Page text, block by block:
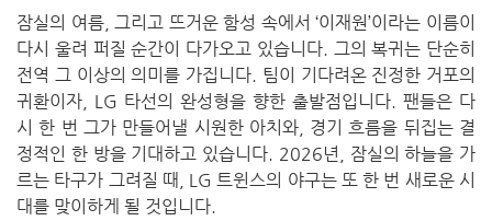
잠실의 여름, 그리고 뜨거운 함성 속에서 ‘이재원’이라는 이름이
다시 울려 퍼질 순간이 다가오고 있습니다. 그의 복귀는 단순히
전역 그 이상의 의미를 가집니다. 팀이 기다려온 진정한 거포의
귀환이자, LG 타선의 완성형을 향한 출발점입니다. 팬들은 다
시 한 번 그가 만들어낼 시원한 아치와, 경기 흐름을 뒤집는 결
정적인 한 방을 기대하고 있습니다. 2026년, 잠실의 하늘을 가
르는 타구가 그려질 때, LG 트윈스의 야구는 또 한 번 새로운 시
대를 맞이하게 될 것입니다.